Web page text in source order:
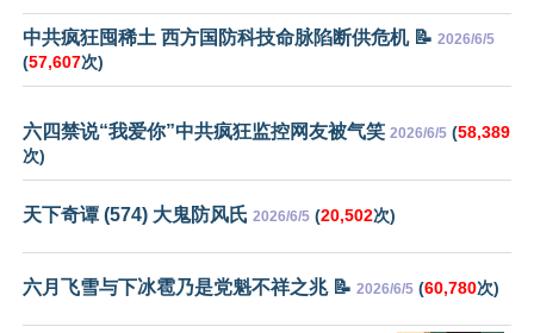
中共疯狂囤稀土 西方国防科技命脉陷断供危机 📝 2026/6/5
(57,607次)
六四禁说“我爱你”中共疯狂监控网友被气笑 2026/6/5 (58,389
次)
天下奇谭 (574) 大鬼防风氏 2026/6/5 (20,502次)
六月飞雪与下冰雹乃是党魁不祥之兆 📝 2026/6/5 (60,780次)